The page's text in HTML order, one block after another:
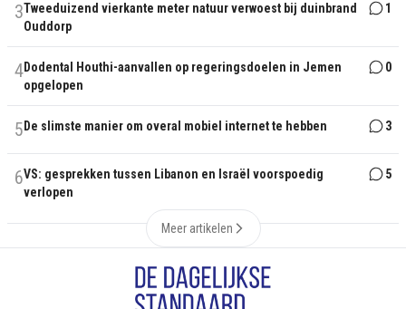
3Tweeduizend vierkante meter natuur verwoest bij duinbrand
Ouddorp
1
4Dodental Houthi-aanvallen op regeringsdoelen in Jemen
opgelopen
0
5 De slimste manier om overal mobiel internet te hebben 3
6VS: gesprekken tussen Libanon en Israël voorspoedig
verlopen
5
Meer artikelen